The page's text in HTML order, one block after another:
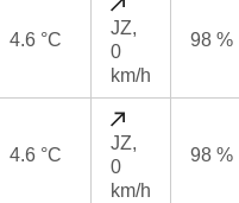
4.6 °C
JZ,
0
km/h
98 %
4.6 °C
JZ,
0
km/h
98 %